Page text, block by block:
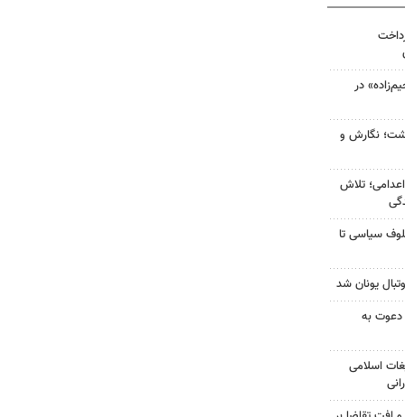
در
نگارش و
تلاش
سیاسی تا
یونان شد
دعوت به
اسلامی